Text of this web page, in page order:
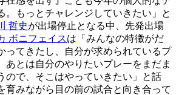
。もっとチャレンジしていきたい」と
哲史が出場停止となる中、先発出場
ボニフェイスは「みんなの特徴がだ
ってきたし、自分が求められているプ
あとは自分のやりたいプレーをまだま
ので、そこはやっていきたい」と話
育みながら目の前の試合と向き合って